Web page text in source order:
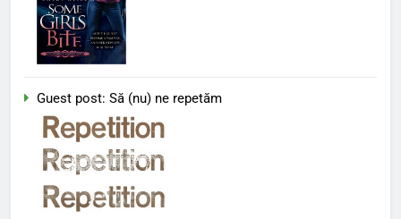
Guest post: Să (nu) ne repetăm